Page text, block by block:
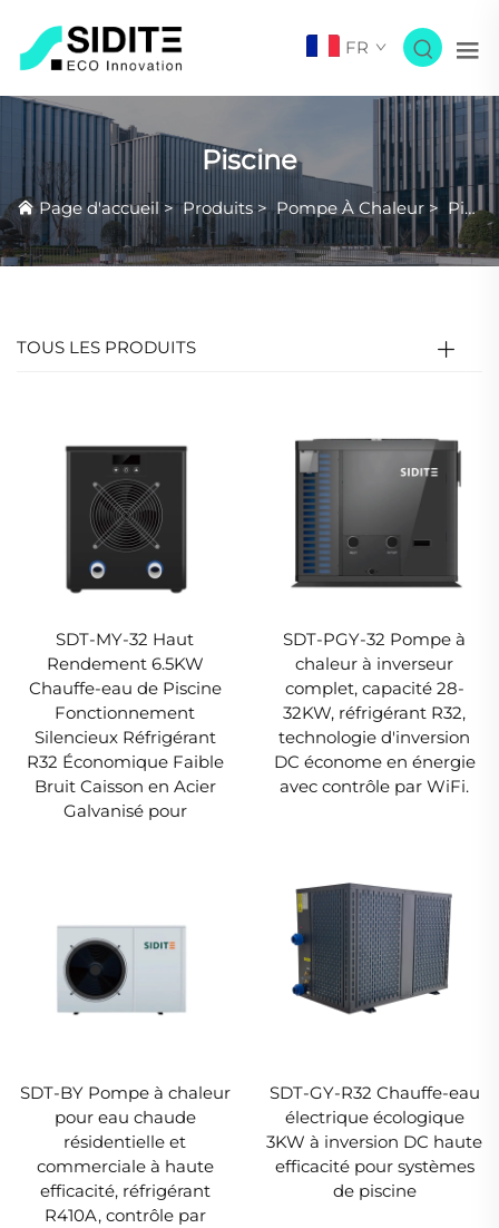
FR
Piscine
Page d'accueil >Produits>Pompe À Chaleur > Piscine
TOUS LES PRODUITS
SDT-MY-32 Haut
Rendement 6.5KW
Chauffe-eau de Piscine
Fonctionnement
Silencieux Réfrigérant
R32 Économique Faible
Bruit Caisson en Acier
Galvanisé pour
SDT-PGY-32 Pompe à
chaleur à inverseur
complet, capacité 28-
32KW, réfrigérant R32,
technologie d'inversion
DC économe en énergie
avec contrôle par WiFi.
SDT-BY Pompe à chaleur
pour eau chaude
résidentielle et
commerciale à haute
efficacité, réfrigérant
R410A, contrôle par
SDT-GY-R32 Chauffe-eau
électrique écologique
3KW à inversion DC haute
efficacité pour systèmes
de piscine